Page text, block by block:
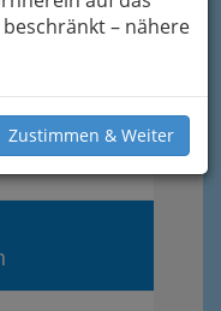
– nähere
Zustimmen & Weiter
und
und